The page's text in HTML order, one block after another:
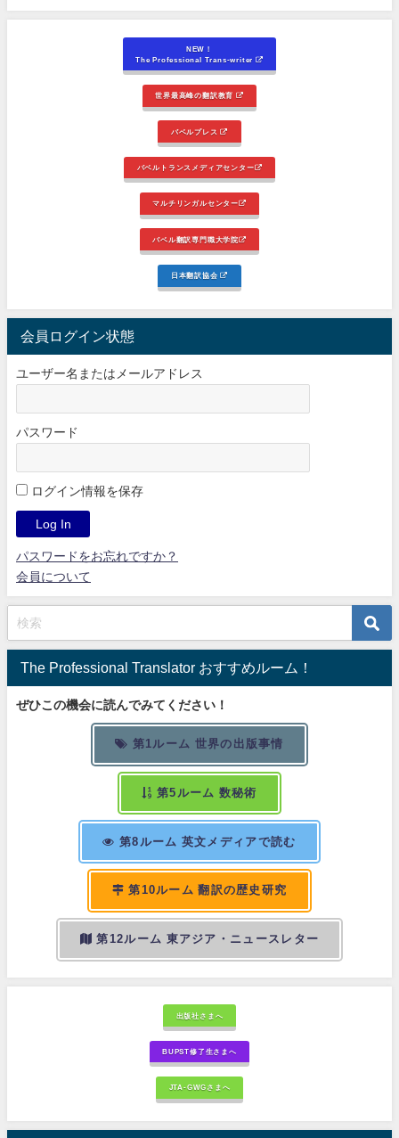
NEW！
The Professional Trans-writer
世界最高峰の翻訳教育
バベルプレス
バベルトランスメディアセンター
マルチリンガルセンター
バベル翻訳専門職大学院
日本翻訳協会
会員ログイン状態
ユーザー名またはメールアドレス
パスワード
ログイン情報を保存
パスワードをお忘れですか？
会員について
The Professional Translator おすすめルーム！
ぜひこの機会に読んでみてください！
第1ルーム 世界の出版事情
第5ルーム 数秘術
第8ルーム 英文メディアで読む
第10ルーム 翻訳の歴史研究
第12ルーム 東アジア・ニュースレター
出版社さまへ
BUPST修了生さまへ
JTA-GWGさまへ